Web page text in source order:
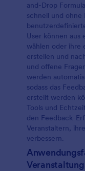
and-Drop
schnell und ohne
User können aus
wählen oder ihre
erstellen und
und offene
werden
sodass das
erstellt werden
Tools und
den Feedback-
Veranstaltern,
verbessern.